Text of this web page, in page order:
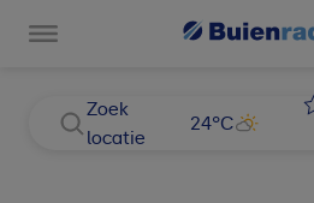
Zoek
locatie
24°C